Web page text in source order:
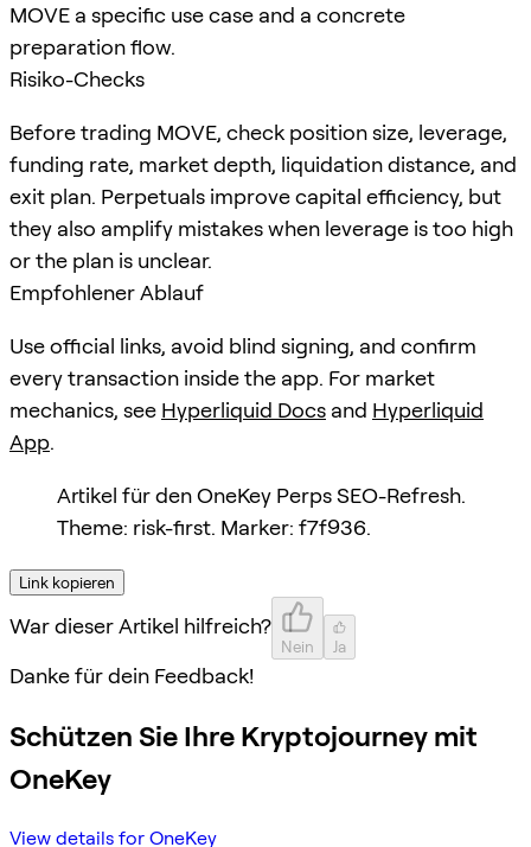
MOVE a specific use case and a concrete
preparation flow.
Risiko-Checks
Before trading MOVE, check position size, leverage,
funding rate, market depth, liquidation distance, and
exit plan. Perpetuals improve capital efficiency, but
they also amplify mistakes when leverage is too high
or the plan is unclear.
Empfohlener Ablauf
Use official links, avoid blind signing, and confirm
every transaction inside the app. For market
mechanics, see Hyperliquid Docs and Hyperliquid
App.
Artikel für den OneKey Perps SEO-Refresh.
Theme: risk-first. Marker: f7f936.
Link kopieren
War dieser Artikel hilfreich?
Nein Ja
Danke für dein Feedback!
Schützen Sie Ihre Kryptojourney mit
OneKey
View details for OneKey